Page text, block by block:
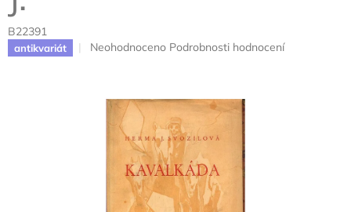
B22391
antikvariát
Průměrné
hvězdiček.
Neohodnoceno Podrobnosti hodnocení